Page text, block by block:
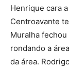
Henrique cara
Centroavante
Muralha
rondando a
da área.